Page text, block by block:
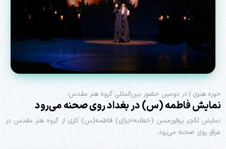
حوزه هنری | در دومین حضور بین‌المللی گروه هنر مقدس؛
نمایش فاطمه (س) در بغداد روی صحنه می‌رود
نمایش لکچر پرفورمنس (خطابه‌اجرای) فاطمه(س) کاری از گروه هنر مقدس در
عراق روی صحنه می‌رود.